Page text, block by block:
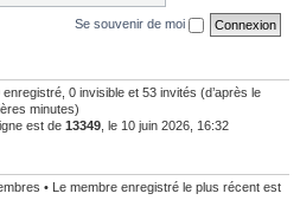
Se souvenir de moi
0 invisible et 53 invités (d’après le
minutes)
est de 13349 , le 10 juin 2026, 16:32
• Le membre enregistré le plus récent est